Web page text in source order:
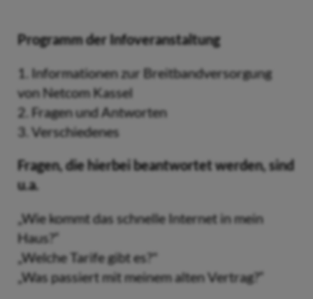
Programm der Infoveranstaltung
1. Informationen zur Breitbandversorgung
von Netcom Kassel
2. Fragen und Antworten
3. Verschiedenes
Fragen, die hierbei beantwortet werden, sind
u.a.
„Wie kommt das schnelle Internet in mein
Haus?“
„Welche Tarife gibt es?"
„Was passiert mit meinem alten Vertrag?“